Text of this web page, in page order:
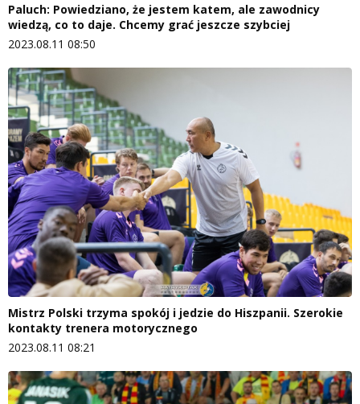
Paluch: Powiedziano, że jestem katem, ale zawodnicy
wiedzą, co to daje. Chcemy grać jeszcze szybciej
2023.08.11 08:50
Mistrz Polski trzyma spokój i jedzie do Hiszpanii. Szerokie
kontakty trenera motorycznego
2023.08.11 08:21